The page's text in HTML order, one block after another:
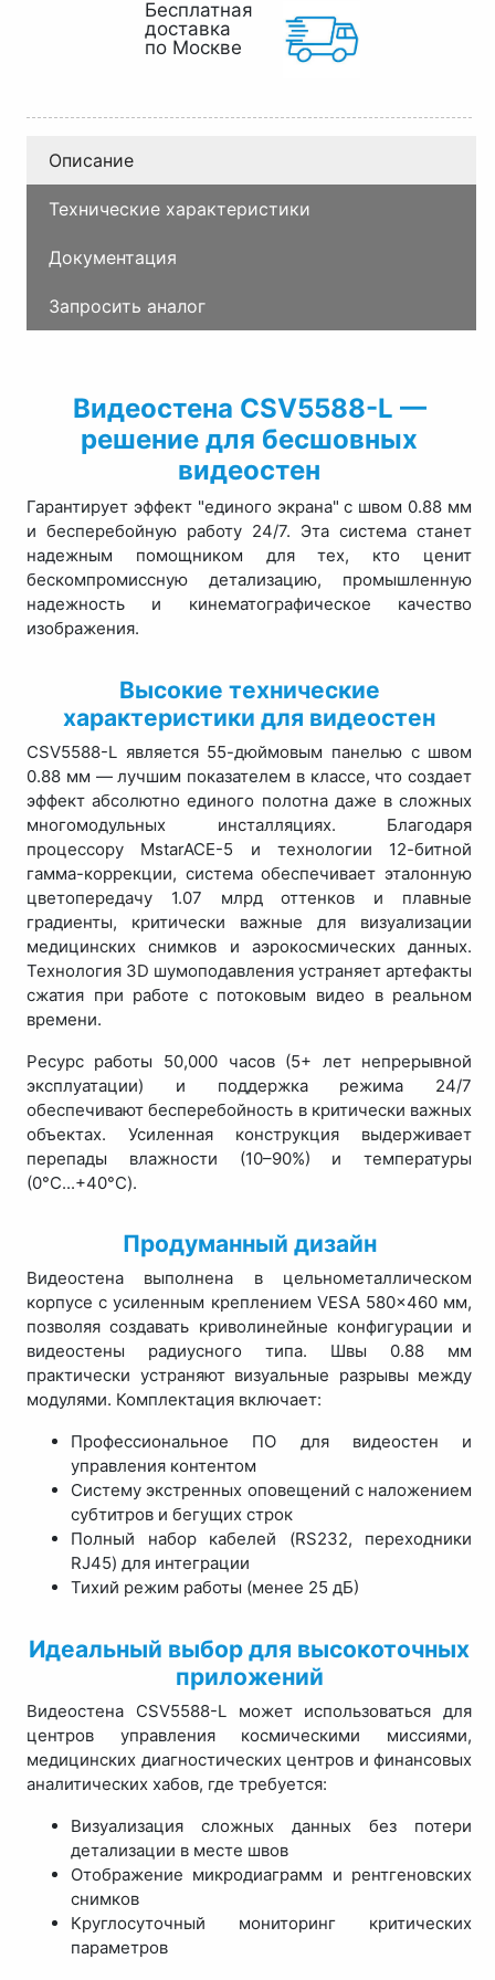
Бесплатная
доставка
по Москве
Описание
Технические характеристики
Документация
Запросить аналог
Видеостена CSV5588-L —
решение для бесшовных
видеостен
Гарантирует эффект "единого экрана" с швом 0.88 мм
и бесперебойную работу 24/7. Эта система станет
надежным помощником для тех, кто ценит
бескомпромиссную детализацию, промышленную
надежность и кинематографическое качество
изображения.
Высокие технические
характеристики для видеостен
CSV5588-L является 55-дюймовым панелью с швом
0.88 мм — лучшим показателем в классе, что создает
эффект абсолютно единого полотна даже в сложных
многомодульных инсталляциях. Благодаря
процессору MstarACE-5 и технологии 12-битной
гамма-коррекции, система обеспечивает эталонную
цветопередачу 1.07 млрд оттенков и плавные
градиенты, критически важные для визуализации
медицинских снимков и аэрокосмических данных.
Технология 3D шумоподавления устраняет артефакты
сжатия при работе с потоковым видео в реальном
времени.
Ресурс работы 50,000 часов (5+ лет непрерывной
эксплуатации) и поддержка режима 24/7
обеспечивают бесперебойность в критически важных
объектах. Усиленная конструкция выдерживает
перепады влажности (10–90%) и температуры
(0°C...+40°C).
Продуманный дизайн
Видеостена выполнена в цельнометаллическом
корпусе с усиленным креплением VESA 580×460 мм,
позволяя создавать криволинейные конфигурации и
видеостены радиусного типа. Швы 0.88 мм
практически устраняют визуальные разрывы между
модулями. Комплектация включает:
Профессиональное ПО для видеостен и
управления контентом
Систему экстренных оповещений с наложением
субтитров и бегущих строк
Полный набор кабелей (RS232, переходники
RJ45) для интеграции
Тихий режим работы (менее 25 дБ)
Идеальный выбор для высокоточных
приложений
Видеостена CSV5588-L может использоваться для
центров управления космическими миссиями,
медицинских диагностических центров и финансовых
аналитических хабов, где требуется:
Визуализация сложных данных без потери
детализации в месте швов
Отображение микродиаграмм и рентгеновских
снимков
Круглосуточный мониторинг критических
параметров